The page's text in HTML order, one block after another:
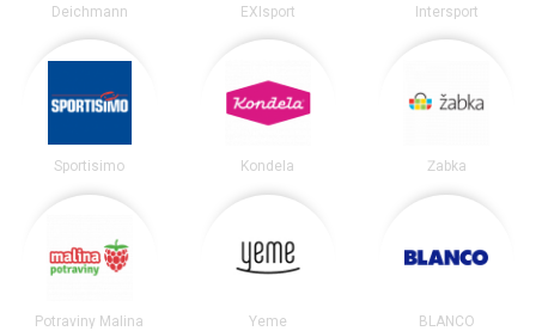
Deichmann EXIsport Intersport
Sportisimo Kondela Žabka
Potraviny Malina Yeme BLANCO